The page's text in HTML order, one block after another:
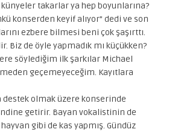
künyeler takarlar ya hep boyunlarına?
konserden keyif alıyor” dedi ve son
ezbere bilmesi beni çok şaşırttı.
de öyle yapmadık mı küçükken?
söylediğim ilk şarkılar Michael
geçemeyeceğim. Kayıtlara
destek olmak üzere konserinde
getirir. Bayan vokalistinin de
gibi de kas yapmış. Gündüz